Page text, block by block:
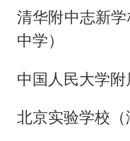
清华附中志新
中学）
中国人民大学
北京实验学校（